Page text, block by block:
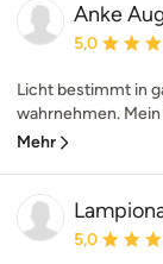
Anke
5,0
Licht bestimmt in
wahrnehmen.
Mehr
5,0